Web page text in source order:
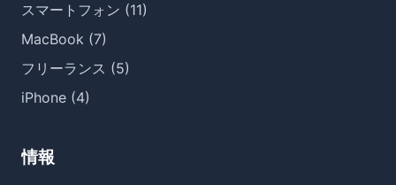
スマートフォン (11)
MacBook (7)
フリーランス (5)
iPhone (4)
情報